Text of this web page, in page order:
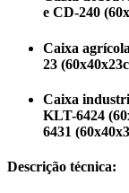
e CD-240
Caixa
23
Caixa
KLT-6424
6431
Descrição técnica: